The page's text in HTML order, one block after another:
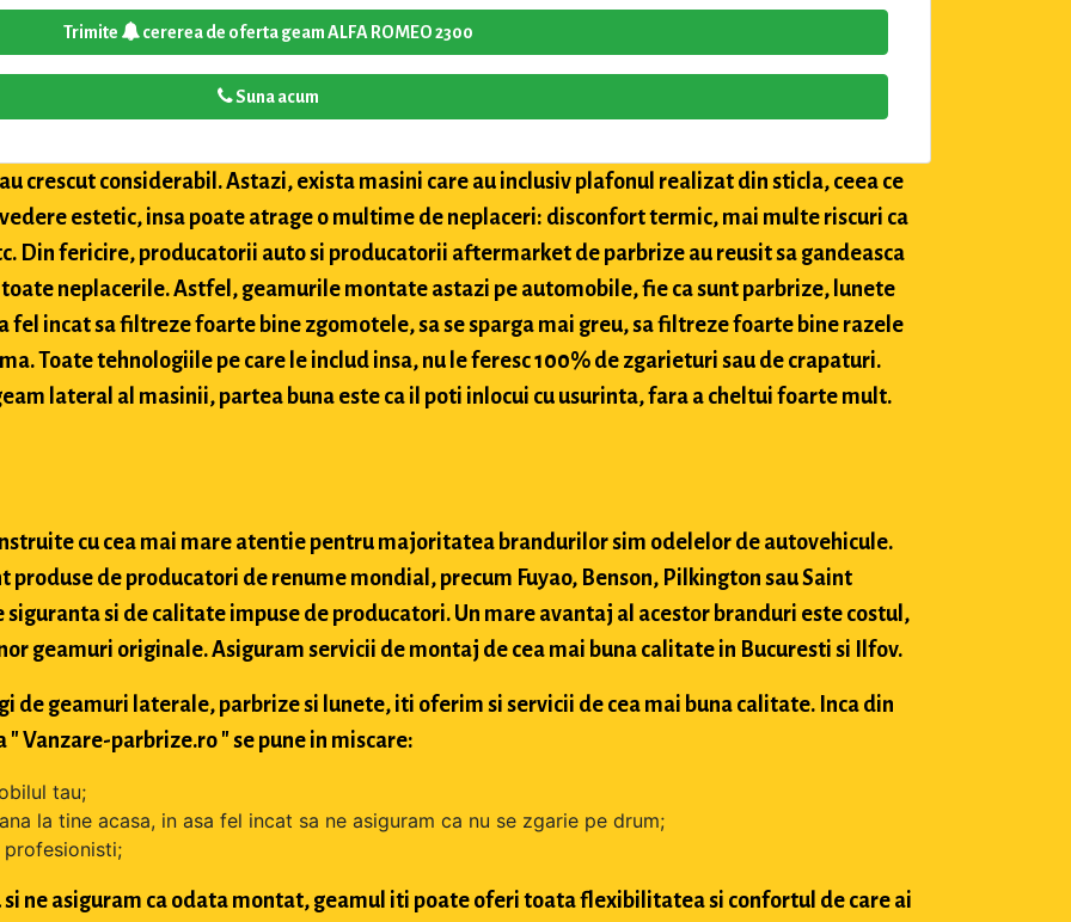
Trimite cererea de oferta geam ALFA ROMEO 2300
Suna acum
crescut considerabil. Astazi, exista masini care au inclusiv plafonul realizat din sticla, ceea ce
estetic, insa poate atrage o multime de neplaceri: disconfort termic, mai multe riscuri ca
Din fericire, producatorii auto si producatorii aftermarket de parbrize au reusit sa gandeasca
neplacerile. Astfel, geamurile montate astazi pe automobile, fie ca sunt parbrize, lunete
fel incat sa filtreze foarte bine zgomotele, sa se sparga mai greu, sa filtreze foarte bine razele
Toate tehnologiile pe care le includ insa, nu le feresc 100% de zgarieturi sau de crapaturi.
lateral al masinii, partea buna este ca il poti inlocui cu usurinta, fara a cheltui foarte mult.
cu cea mai mare atentie pentru majoritatea brandurilor sim odelelor de autovehicule.
produse de producatori de renume mondial, precum Fuyao, Benson, Pilkington sau Saint
si de calitate impuse de producatori. Un mare avantaj al acestor branduri este costul,
geamuri originale. Asiguram servicii de montaj de cea mai buna calitate in Bucuresti si Ilfov.
de geamuri laterale, parbrize si lunete, iti oferim si servicii de cea mai buna calitate. Inca din
Vanzare-parbrize.ro " se pune in miscare:
tau;
la tine acasa, in asa fel incat sa ne asiguram ca nu se zgarie pe drum;
ne asiguram ca odata montat, geamul iti poate oferi toata flexibilitatea si confortul de care ai